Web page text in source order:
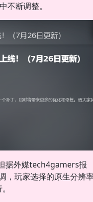
不断调整。
据外媒tech4gamers报
，玩家选择的原生分辨